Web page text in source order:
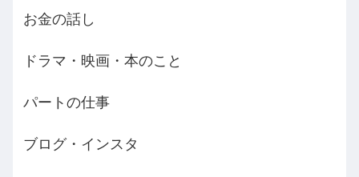
お金の話し
ドラマ・映画・本のこと
パートの仕事
ブログ・インスタ